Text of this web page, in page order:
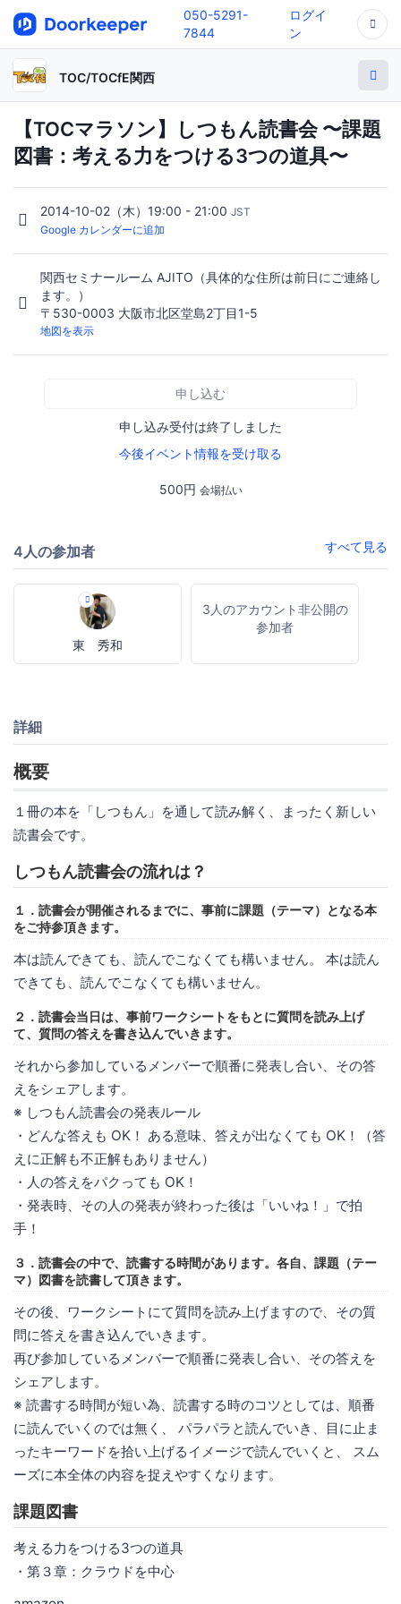
050-5291-
7844
ログイ
ン
TOC/TOCfE関西
【TOCマラソン】しつもん読書会 〜課題
図書：考える力をつける3つの道具〜
2014-10-02（木）19:00 - 21:00 JST
Google カレンダーに追加
関西セミナールーム AJITO（具体的な住所は前日にご連絡し
ます。）
〒530-0003 大阪市北区堂島2丁目1-5
地図を表示
申し込む
申し込み受付は終了しました
今後イベント情報を受け取る
500円 会場払い
4人の参加者 すべて見る
東 秀和
3人のアカウント非公開の
参加者
詳細
概要
１冊の本を「しつもん」を通して読み解く、まったく新しい
読書会です。
しつもん読書会の流れは？
１．読書会が開催されるまでに、事前に課題（テーマ）となる本
をご持参頂きます。
本は読んできても、読んでこなくても構いません。 本は読ん
できても、読んでこなくても構いません。
２．読書会当日は、事前ワークシートをもとに質問を読み上げ
て、質問の答えを書き込んでいきます。
それから参加しているメンバーで順番に発表し合い、その答
えをシェアします。
※ しつもん読書会の発表ルール
・どんな答えも OK！ ある意味、答えが出なくても OK！（答
えに正解も不正解もありません）
・人の答えをパクっても OK！
・発表時、その人の発表が終わった後は「いいね！」で拍
手！
３．読書会の中で、読書する時間があります。各自、課題（テー
マ）図書を読書して頂きます。
その後、ワークシートにて質問を読み上げますので、その質
問に答えを書き込んでいきます。
再び参加しているメンバーで順番に発表し合い、その答えを
シェアします。
※ 読書する時間が短い為、読書する時のコツとしては、順番
に読んでいくのでは無く、 パラパラと読んでいき、目に止ま
ったキーワードを拾い上げるイメージで読んでいくと、 スム
ーズに本全体の内容を捉えやすくなります。
課題図書
考える力をつける3つの道具
・第３章：クラウドを中心